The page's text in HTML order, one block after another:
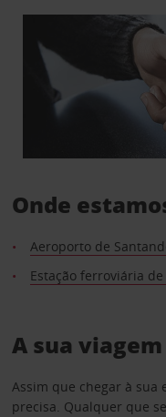
Onde
Aeroporto de
Estação ferroviária
A sua
Assim que chegar à sua
precisa. Qualquer que